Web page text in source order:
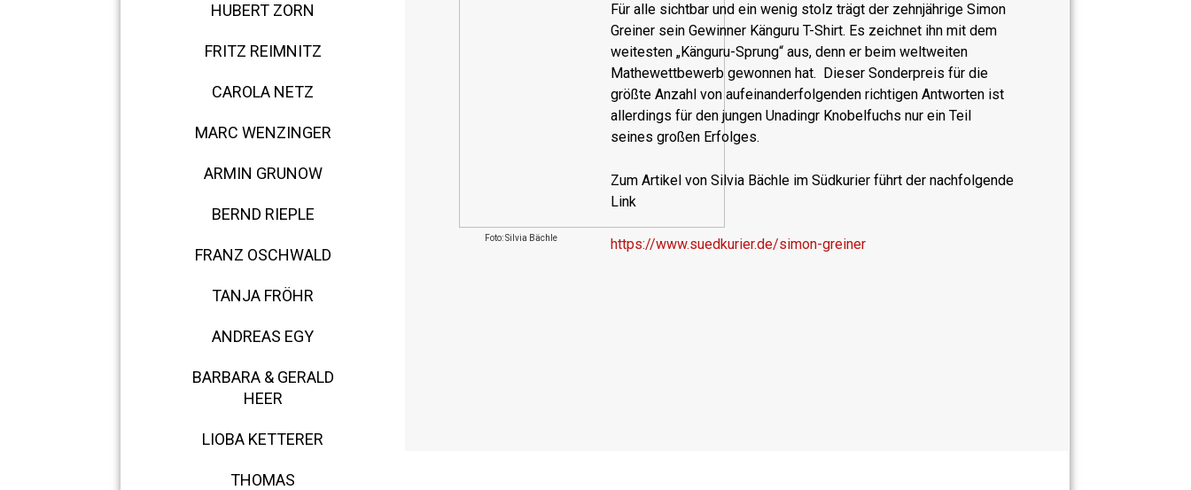
HUBERT ZORN
FRITZ REIMNITZ
CAROLA NETZ
MARC WENZINGER
ARMIN GRUNOW
BERND RIEPLE
FRANZ OSCHWALD
TANJA FRÖHR
ANDREAS EGY
BARBARA & GERALD
HEER
LIOBA KETTERER
THOMAS
Foto: Silvia Bächle
Für alle sichtbar und ein wenig stolz trägt der zehnjährige Simon
Greiner sein Gewinner Känguru T-Shirt. Es zeichnet ihn mit dem
weitesten „Känguru-Sprung“ aus, denn er beim weltweiten
Mathewettbewerb gewonnen hat. Dieser Sonderpreis für die
größte Anzahl von aufeinanderfolgenden richtigen Antworten ist
allerdings für den jungen Unadingr Knobelfuchs nur ein Teil
seines großen Erfolges.
Zum Artikel von Silvia Bächle im Südkurier führt der nachfolgende
Link
https://www.suedkurier.de/simon-greiner